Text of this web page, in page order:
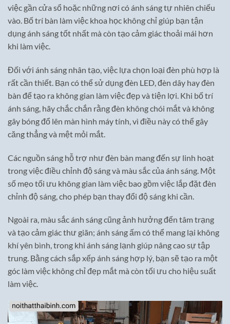
việc gần cửa sổ hoặc những nơi có ánh sáng tự nhiên chiếu
vào. Bố trí bàn làm việc khoa học không chỉ giúp bạn tận
dụng ánh sáng tốt nhất mà còn tạo cảm giác thoải mái hơn
khi làm việc.
Đối với ánh sáng nhân tạo, việc lựa chọn loại đèn phù hợp là
rất cần thiết. Bạn có thể sử dụng đèn LED, đèn dây hay đèn
bàn để tạo ra không gian làm việc đẹp và tiện lợi. Khi bố trí
ánh sáng, hãy chắc chắn rằng đèn không chói mắt và không
gây bóng đổ lên màn hình máy tính, vì điều này có thể gây
căng thẳng và mệt mỏi mắt.
Các nguồn sáng hỗ trợ như đèn bàn mang đến sự linh hoạt
trong việc điều chỉnh độ sáng và màu sắc của ánh sáng. Một
số mẹo tối ưu không gian làm việc bao gồm việc lắp đặt đèn
chỉnh độ sáng, cho phép bạn thay đổi độ sáng khi cần.
Ngoài ra, màu sắc ánh sáng cũng ảnh hưởng đến tâm trạng
và tạo cảm giác thư giãn; ánh sáng ấm có thể mang lại không
khí yên bình, trong khi ánh sáng lạnh giúp nâng cao sự tập
trung. Bằng cách sắp xếp ánh sáng hợp lý, bạn sẽ tạo ra một
góc làm việc không chỉ đẹp mắt mà còn tối ưu cho hiệu suất
làm việc.